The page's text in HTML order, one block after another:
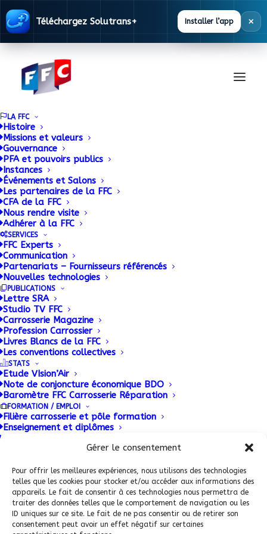
Gérer le consentement
Pour offrir les meilleures expériences, nous utilisons des technologies
telles que les cookies pour stocker et/ou accéder aux informations des
appareils. Le fait de consentir à ces technologies nous permettra de
traiter des données telles que le comportement de navigation ou les
ID uniques sur ce site. Le fait de ne pas consentir ou de retirer son
consentement peut avoir un effet négatif sur certaines
Téléchargez Solutrans+ Installer l’app ×
LA FFC
Histoire
Missions et valeurs
Gouvernance
PFA et pouvoirs publics
Instances
Événements et Salons
Les partenaires de la FFC
CFA de la FFC
Nous rendre visite
Adhérer à la FFC
SERVICES
FFC Experts
Communication
Partenariats – Fournisseurs référencés
Nouvelles technologies
PUBLICATIONS
Lettre SRA
Studio TV FFC
Carrosserie Magazine
Profession Carrossier
Livres Blancs de la FFC
Les conventions collectives
STATS
Etude VIsion’Air
Note de conjoncture économique BDO
Baromètre FFC Carrosserie Réparation
FORMATION / EMPLOI
Filière carrosserie et pôle formation
Enseignement et diplômes
CARPROMO : Formation continue
Plateforme emploi : Mobili’JOB
PATRIMOINE
ADHERENT FFC
HYVA, Couteau suisse
de la manutention
9 DÉCEMBRE 2014 |
La filiale française d’Hyva développe ses parts de
marché grâce à une politique entreprenante basée
sur une forte implication auprès des spécialistes de
la manutention.
Conditions Générales de Vente (CGV)
Politique de confidentialité